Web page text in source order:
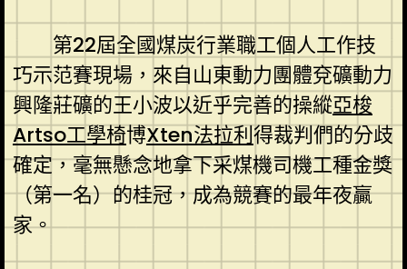
第22屆全國煤炭行業職工個人工作技
巧示范賽現場，來自山東動力團體兗礦動力
興隆莊礦的王小波以近乎完善的操縱亞梭
Artso工學椅博Xten法拉利得裁判們的分歧
確定，毫無懸念地拿下采煤機司機工種金獎
（第一名）的桂冠，成為競賽的最年夜贏
家。